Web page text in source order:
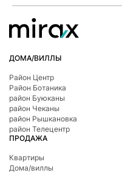
ДОМА/ВИЛЛЫ
Район Центр
Район Ботаникa
район Буюканы
район Чеканы
район Рышкановка
район Телецентр
ПРОДАЖА
Квартиры
Дома/виллы